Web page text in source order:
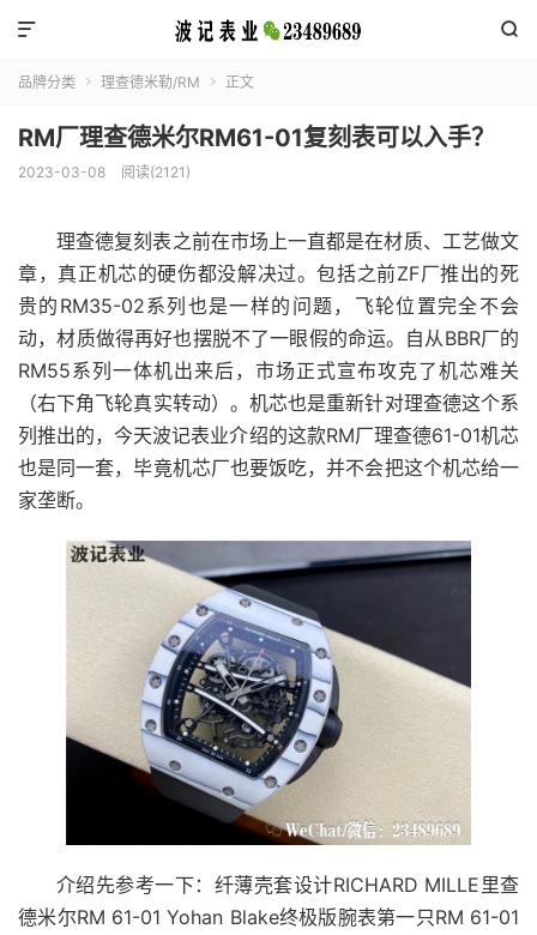


品牌分类  理查德米勒/RM  正文
RM厂理查德米尔RM61-01复刻表可以入手？
2023-03-08 阅读(2121)
理查德复刻表之前在市场上一直都是在材质、工艺做文
章，真正机芯的硬伤都没解决过。包括之前ZF厂推出的死
贵的RM35-02系列也是一样的问题，飞轮位置完全不会
动，材质做得再好也摆脱不了一眼假的命运。自从BBR厂的
RM55系列一体机出来后，市场正式宣布攻克了机芯难关
（右下角飞轮真实转动）。机芯也是重新针对理查德这个系
列推出的，今天波记表业介绍的这款RM厂理查德61-01机芯
也是同一套，毕竟机芯厂也要饭吃，并不会把这个机芯给一
家垄断。
介绍先参考一下：纤薄壳套设计RICHARD MILLE里查
德米尔RM 61-01 Yohan Blake终极版腕表第一只RM 61-01